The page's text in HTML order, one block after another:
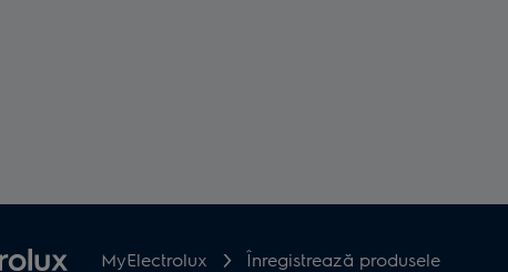
MyElectrolux Înregistrează produsele